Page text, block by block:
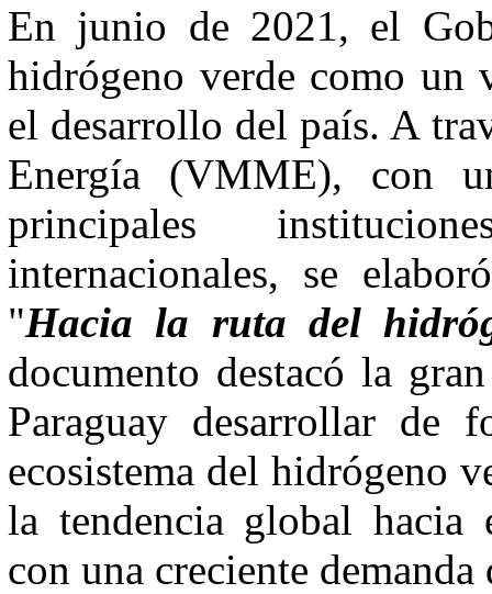
En junio de 2021, el
hidrógeno verde como un
el desarrollo del país. A
Energía (VMME), con
principales
internacionales, se
"Hacia la ruta del
documento destacó la
Paraguay desarrollar de
ecosistema del hidrógeno
la tendencia global hacia
con una creciente